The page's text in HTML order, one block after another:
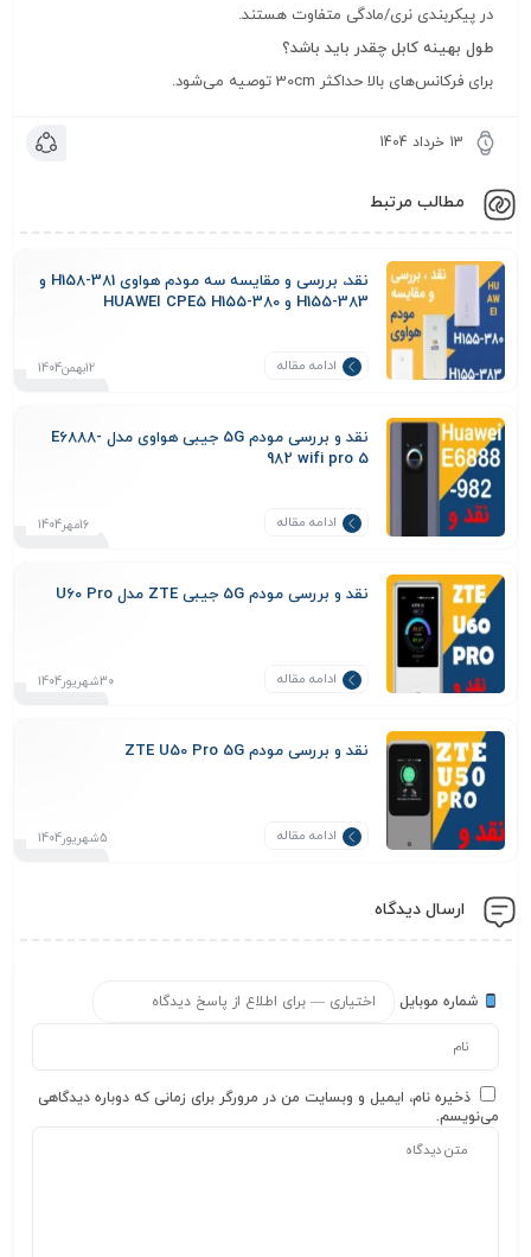
در پیکربندی نری/مادگی متفاوت هستند.
طول بهینه کابل چقدر باید باشد؟
برای فرکانس‌های بالا حداکثر 30cm توصیه می‌شود.
13 خرداد 1404
مطالب مرتبط
نقد، بررسی و مقایسه سه مودم هواوی H158-381 و
H155-383 و HUAWEI CPE5 H155-380
ادامه مقاله 12بهمن1404
نقد و بررسی مودم 5G جیبی هواوی مدل E6888-
982 wifi pro 5
ادامه مقاله 16مهر1404
نقد و بررسی مودم 5G جیبی ZTE مدل U60 Pro
ادامه مقاله 30شهریور1404
نقد و بررسی مودم ZTE U50 Pro 5G
ادامه مقاله 5شهریور1404
ارسال دیدگاه
شماره موبایل
ذخیره نام، ایمیل و وبسایت من در مرورگر برای زمانی که دوباره دیدگاهی
می‌نویسم.